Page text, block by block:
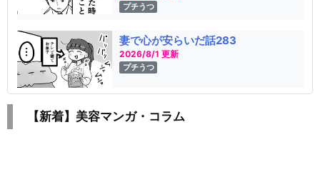
プチうつ
妻で心が安らいだ話283
2026/8/1 更新
プチうつ
【新着】美容マンガ・コラム